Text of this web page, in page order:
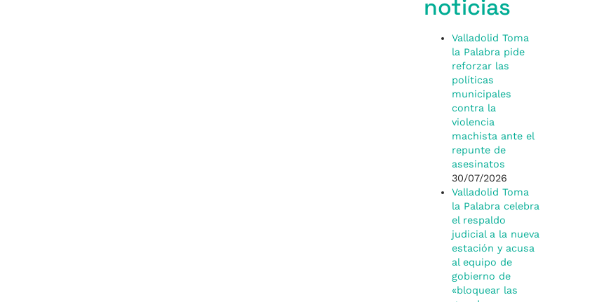
noticias
Valladolid Toma
la Palabra pide
reforzar las
políticas
municipales
contra la
violencia
machista ante el
repunte de
asesinatos
30/07/2026
Valladolid Toma
la Palabra celebra
el respaldo
judicial a la nueva
estación y acusa
al equipo de
gobierno de
«bloquear las